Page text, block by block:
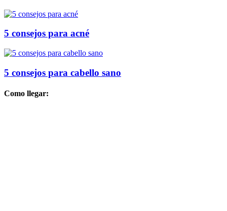
5 consejos para acné
5 consejos para cabello sano
Como llegar: